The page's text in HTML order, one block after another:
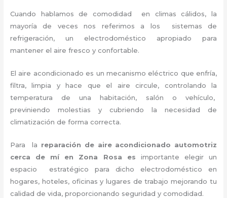
Cuando hablamos de comodidad en climas cálidos, la
mayoría de veces nos referimos a los sistemas de
refrigeración, un electrodoméstico apropiado para
mantener el aire fresco y confortable.
El aire acondicionado es un mecanismo eléctrico que enfría,
filtra, limpia y hace que el aire circule, controlando la
temperatura de una habitación, salón o vehículo,
previniendo molestias y cubriendo la necesidad de
climatización de forma correcta.
Para la reparación de aire acondicionado automotriz
cerca de mí en Zona Rosa es importante elegir un
espacio estratégico para dicho electrodoméstico en
hogares, hoteles, oficinas y lugares de trabajo mejorando tu
calidad de vida, proporcionando seguridad y comodidad.